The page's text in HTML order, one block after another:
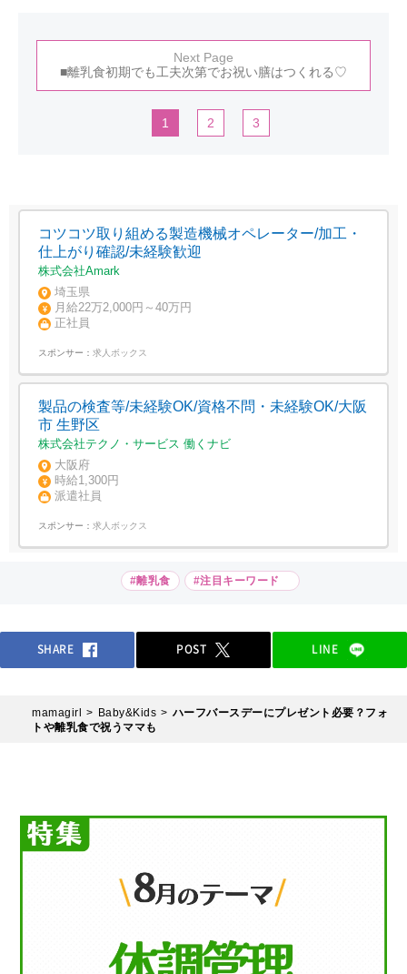
Next Page
■離乳食初期でも工夫次第でお祝い膳はつくれる♡
1 2 3
コツコツ取り組める製造機械オペレーター/加工・
仕上がり確認/未経験歓迎
株式会社Amark
埼玉県
月給22万2,000円～40万円
正社員
スポンサー： 求人ボックス
製品の検査等/未経験OK/資格不問・未経験OK/大阪
市 生野区
株式会社テクノ・サービス 働くナビ
大阪府
時給1,300円
派遣社員
スポンサー： 求人ボックス
#離乳食 #注目キーワード
SHARE POST LINE
mamagirl Baby&Kids
ハーフバースデーにプレゼント必要？フォ
トや離乳食で祝うママも